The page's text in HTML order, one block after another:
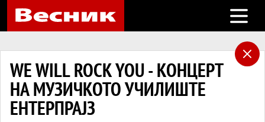
Open
WE WILL ROCK YOU - КОНЦЕРТ
НА МУЗИЧКОТО УЧИЛИШТЕ
ЕНТЕРПРАЈЗ